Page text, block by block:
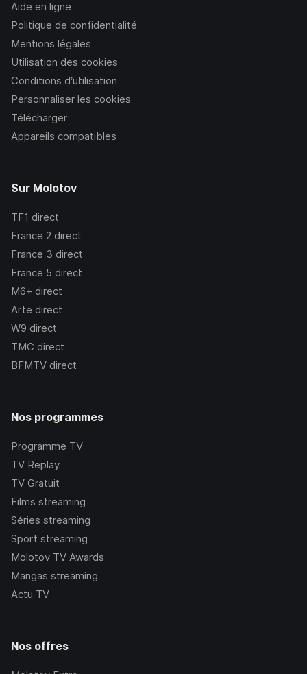
Aide en ligne
Politique de confidentialité
Mentions légales
Utilisation des cookies
Conditions d’utilisation
Personnaliser les cookies
Télécharger
Appareils compatibles
Sur Molotov
TF1 direct
France 2 direct
France 3 direct
France 5 direct
M6+ direct
Arte direct
W9 direct
TMC direct
BFMTV direct
Nos programmes
Programme TV
TV Replay
TV Gratuit
Films streaming
Séries streaming
Sport streaming
Molotov TV Awards
Mangas streaming
Actu TV
Nos offres